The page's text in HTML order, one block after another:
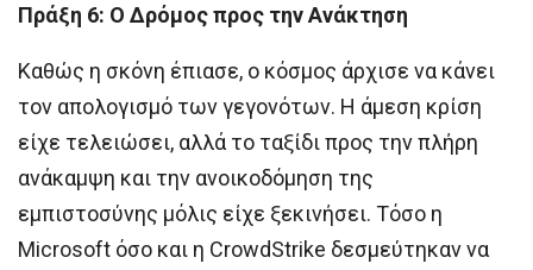
Πράξη 6: Ο Δρόμος προς την Ανάκτηση
Καθώς η σκόνη έπιασε, ο κόσμος άρχισε να κάνει
τον απολογισμό των γεγονότων. Η άμεση κρίση
είχε τελειώσει, αλλά το ταξίδι προς την πλήρη
ανάκαμψη και την ανοικοδόμηση της
εμπιστοσύνης μόλις είχε ξεκινήσει. Τόσο η
Microsoft όσο και η CrowdStrike δεσμεύτηκαν να